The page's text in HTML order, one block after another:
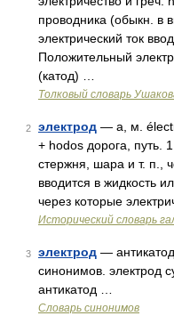
проводника (обыкн. в
электрический ток
Положительный
(катод) …
Толковый словарь
2 электрод — а, м.
+ hodos дорога, путь.
стержня, шара и т. п.,
вводится в жидкость
через которые
Исторический словарь
3 электрод —
синонимов. электрод
антикатод …
Словарь синонимов